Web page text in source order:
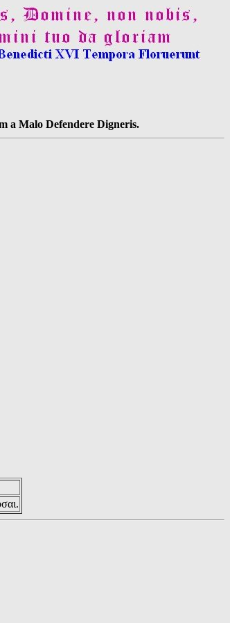
a Malo Defendere Digneris.